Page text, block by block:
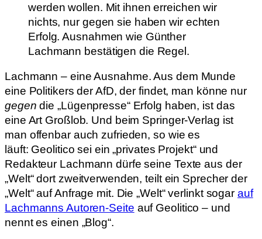
werden wollen. Mit ihnen erreichen wir
nichts, nur gegen sie haben wir echten
Erfolg. Ausnahmen wie Günther
Lachmann bestätigen die Regel.
Lachmann – eine Ausnahme. Aus dem Munde
eine Politikers der AfD, der findet, man könne nur
gegen die „Lügenpresse“ Erfolg haben, ist das
eine Art Großlob. Und beim Springer-Verlag ist
man offenbar auch zufrieden, so wie es
läuft: Geolitico sei ein „privates Projekt“ und
Redakteur Lachmann dürfe seine Texte aus der
„Welt“ dort zweitverwenden, teilt ein Sprecher der
„Welt“ auf Anfrage mit. Die „Welt“ verlinkt sogar auf
Lachmanns Autoren-Seite auf Geolitico – und
nennt es einen „Blog“.